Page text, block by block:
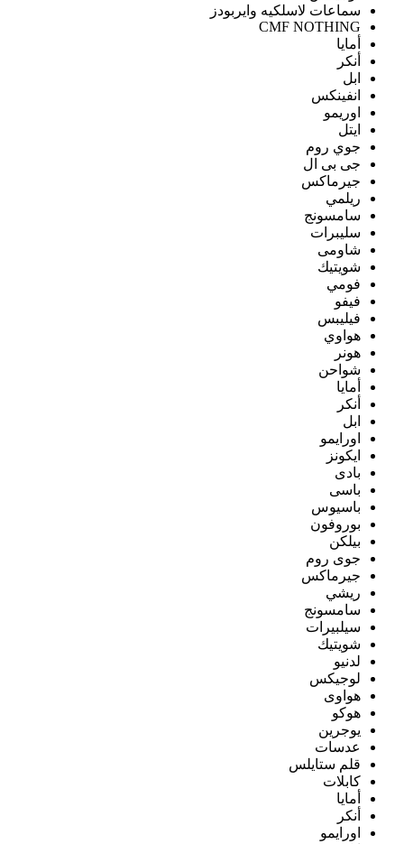
سماعات لاسلكيه وايربودز
CMF NOTHING
أمايا
أنكر
ابل
انفينكس
اوريمو
ايتل
جوي روم
جى بى ال
جيرماكس
ريلمي
سامسونج
سليبرات
شاومى
شويتيك
فومي
فيفو
فيليبس
هواوي
هونر
شواحن
أمايا
أنكر
ابل
اورايمو
ايكونز
بادى
باسى
باسيوس
بوروفون
بيلكن
جوى روم
جيرماكس
ريشي
سامسونج
سيلبيرات
شويتيك
لدنيو
لوجيكس
هواوى
هوكو
يوجرين
عدسات
قلم ستايلس
كابلات
أمايا
أنكر
اورايمو